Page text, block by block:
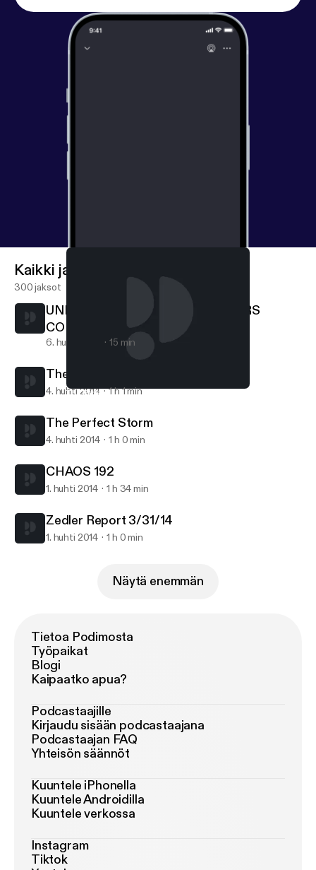
The Perfect Storm
Kaikki jaksot
300 jaksot
UNDERSTANDING THE FOUNDERS
CONSTITUTION
6. huhti 2014 15 min
The Way Further Forward
4. huhti 2014 1 h 1 min
The Perfect Storm
4. huhti 2014 1 h 0 min
CHAOS 192
1. huhti 2014 1 h 34 min
Zedler Report 3/31/14
1. huhti 2014 1 h 0 min
Näytä enemmän
Tietoa Podimosta
Työpaikat
Blogi
Kaipaatko apua?
Podcastaajille
Kirjaudu sisään podcastaajana
Podcastaajan FAQ
Yhteisön säännöt
Kuuntele iPhonella
Kuuntele Androidilla
Kuuntele verkossa
Instagram
Tiktok